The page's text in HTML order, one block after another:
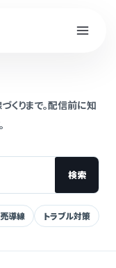
くりまで。配信前に知
検索
導線 トラブル対策